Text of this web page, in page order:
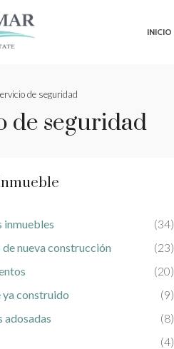
INICIO
de seguridad
de seguridad
inmuebles
(34)
nueva construcción
(23)
(20)
ya construido
(9)
adosadas
(8)
(4)